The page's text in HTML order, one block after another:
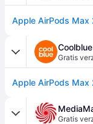
Apple AirPods Max
Coolblue
Gratis
Apple AirPods Max
Gratis